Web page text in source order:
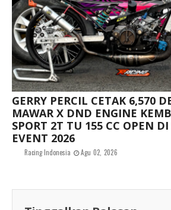
GERRY PERCIL CETAK 6,570
MAWAR X DND ENGINE
SPORT 2T TU 155 CC OPEN
EVENT 2026
Racing Indonesia Agu 02, 2026